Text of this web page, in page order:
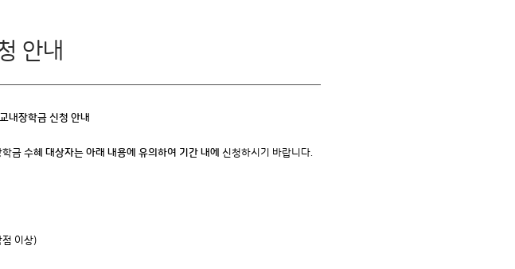
안내
내장학금 신청 안내
학금 수혜 대상자는 아래 내용에 유의하여 기간 내에 신청하시기 바랍니다.
이상)